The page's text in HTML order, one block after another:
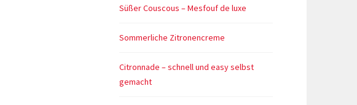
Süßer Couscous – Mesfouf de luxe
Sommerliche Zitronencreme
Citronnade – schnell und easy selbst
gemacht